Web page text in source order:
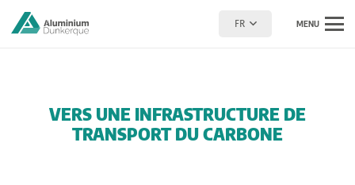
FR MENU
VERS UNE INFRASTRUCTURE DE
TRANSPORT DU CARBONE